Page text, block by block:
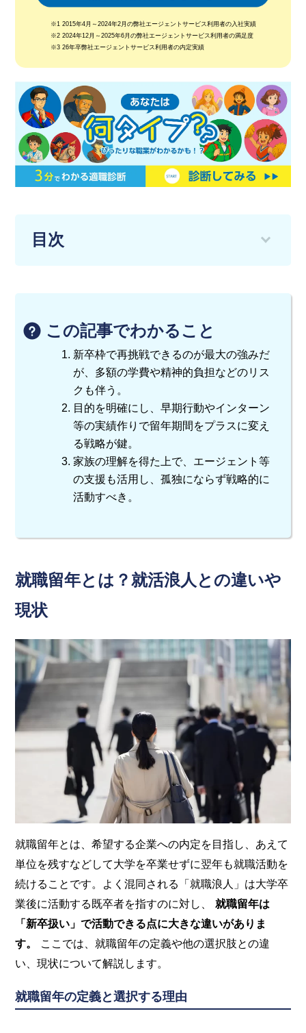
※1 2015年4月～2024年2月の弊社エージェントサービス利用者の入社実績
※2 2024年12月～2025年6月の弊社エージェントサービス利用者の満足度
※3 26年卒弊社エージェントサービス利用者の内定実績
目次
この記事でわかること
新卒枠で再挑戦できるのが最大の強みだ
が、多額の学費や精神的負担などのリス
クも伴う。
目的を明確にし、早期行動やインターン
等の実績作りで留年期間をプラスに変え
る戦略が鍵。
家族の理解を得た上で、エージェント等
の支援も活用し、孤独にならず戦略的に
活動すべき。
就職留年とは？就活浪人との違いや
現状
就職留年とは、希望する企業への内定を目指し、あえて
単位を残すなどして大学を卒業せずに翌年も就職活動を
続けることです。よく混同される「就職浪人」は大学卒
業後に活動する既卒者を指すのに対し、
就職留年は
「新卒扱い」で活動できる点に大きな違いがありま
す。
ここでは、就職留年の定義や他の選択肢との違
い、現状について解説します。
就職留年の定義と選択する理由